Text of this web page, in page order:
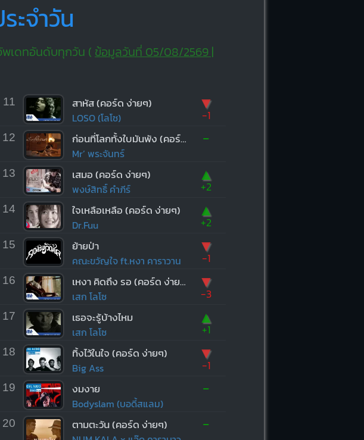
ะจำวัน
เดทอันดับทุกวัน ( ข้อมูลวันที่ 05/08/2569 |
11 สาหัส (คอร์ด ง่ายๆ)
LOSO (โลโซ)
▼
-1
12 ก่อนที่โลกทั้งใบมันพัง (คอร์ด ง่ายๆ)
Mr’ พระจันทร์
-
13 เสมอ (คอร์ด ง่ายๆ)
พงษ์สิทธิ์ คำภีร์
▲
+2
14 ใจเหลือเหลือ (คอร์ด ง่ายๆ)
Dr.Fuu
▲
+2
15 ย้ายป่า
คณะขวัญใจ ft.หงา คาราวาน
▼
-1
16 เหงา คิดถึง รอ (คอร์ด ง่ายๆ)
เสก โลโซ
▼
-3
17 เธอจะรู้บ้างไหม
เสก โลโซ
▲
+1
18 ทิ้งไว้ในใจ (คอร์ด ง่ายๆ)
Big Ass
▼
-1
19 งมงาย
Bodyslam (บอดี้สแลม)
-
20 ตามตะวัน (คอร์ด ง่ายๆ) -